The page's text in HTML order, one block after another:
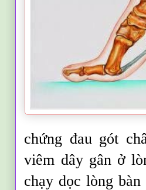
chứng đau gót
viêm dây gân ở
chạy dọc lòng